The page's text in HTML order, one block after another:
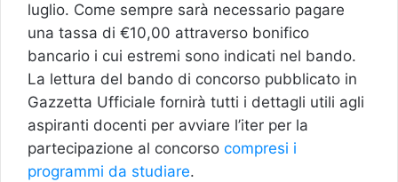
luglio. Come sempre sarà necessario pagare
una tassa di €10,00 attraverso bonifico
bancario i cui estremi sono indicati nel bando.
La lettura del bando di concorso pubblicato in
Gazzetta Ufficiale fornirà tutti i dettagli utili agli
aspiranti docenti per avviare l’iter per la
partecipazione al concorso compresi i
programmi da studiare.